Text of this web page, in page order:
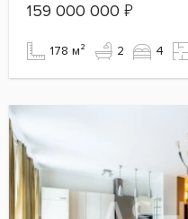
159 000 000 ₽
178 м² 2 4